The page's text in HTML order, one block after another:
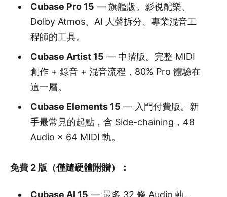
Cubase Pro 15 — 旗艦版。影視配樂、
Dolby Atmos、AI 人聲拆分、專業混音工
程師的工具。
Cubase Artist 15 — 中階版。完整 MIDI
創作 + 錄音 + 混音流程，80% Pro 體驗在
這一層。
Cubase Elements 15 — 入門付費版。新
手最常見的起點，含 Side-chaining，48
Audio × 64 MIDI 軌。
免費 2 版（僅隨硬體附贈）：
Cubase AI 15 — 最多 32 條 Audio 軌、